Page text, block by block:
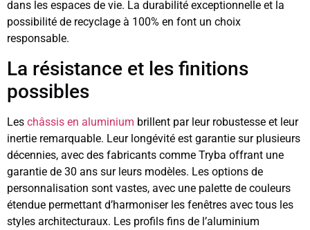
dans les espaces de vie. La durabilité exceptionnelle et la
possibilité de recyclage à 100% en font un choix
responsable.
La résistance et les finitions
possibles
Les châssis en aluminium brillent par leur robustesse et leur
inertie remarquable. Leur longévité est garantie sur plusieurs
décennies, avec des fabricants comme Tryba offrant une
garantie de 30 ans sur leurs modèles. Les options de
personnalisation sont vastes, avec une palette de couleurs
étendue permettant d’harmoniser les fenêtres avec tous les
styles architecturaux. Les profils fins de l’aluminium